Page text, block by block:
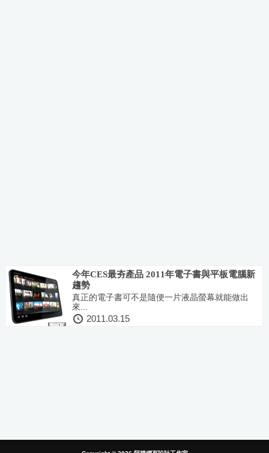
今年CES最夯產品 2011年電子書與平板電腦新
趨勢
真正的電子書可不是隨便一片液晶螢幕就能做出
來...
2011.03.15